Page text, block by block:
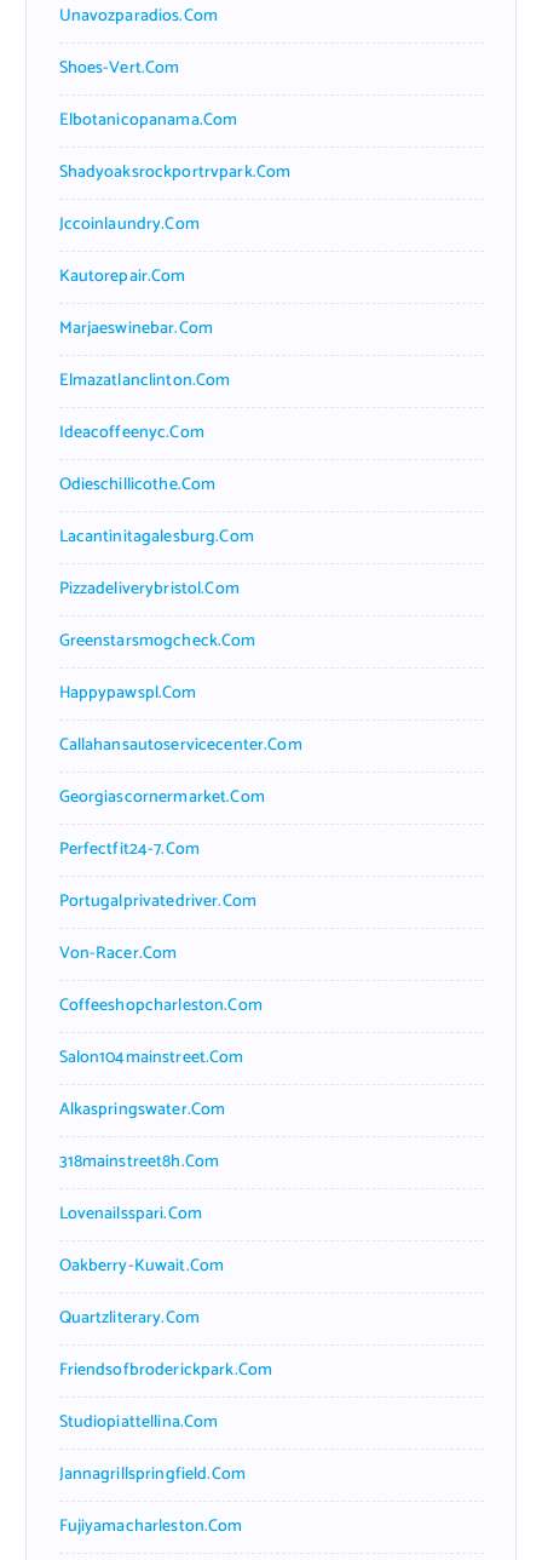
Unavozparadios.com
Shoes-Vert.com
Elbotanicopanama.com
Shadyoaksrockportrvpark.com
Jccoinlaundry.com
Kautorepair.com
Marjaeswinebar.com
Elmazatlanclinton.com
Ideacoffeenyc.com
Odieschillicothe.com
Lacantinitagalesburg.com
Pizzadeliverybristol.com
Greenstarsmogcheck.com
Happypawspl.com
Callahansautoservicecenter.com
Georgiascornermarket.com
Perfectfit24-7.com
Portugalprivatedriver.com
Von-Racer.com
Coffeeshopcharleston.com
Salon104mainstreet.com
Alkaspringswater.com
318mainstreet8h.com
Lovenailsspari.com
Oakberry-Kuwait.com
Quartzliterary.com
Friendsofbroderickpark.com
Studiopiattellina.com
Jannagrillspringfield.com
Fujiyamacharleston.com